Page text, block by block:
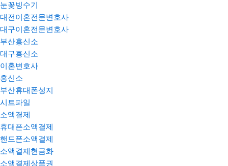
눈꽃빙수기
대전이혼전문변호사
대구이혼전문변호사
부산흥신소
대구흥신소
이혼변호사
흥신소
부산휴대폰성지
시트파일
소액결제
휴대폰소액결제
핸드폰소액결제
소액결제현금화
소액결제상품권